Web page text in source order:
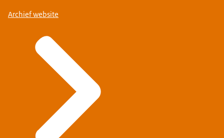
Archief website